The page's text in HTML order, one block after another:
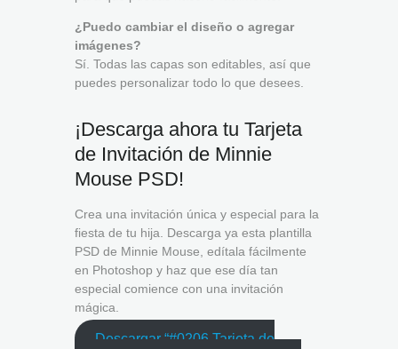
¿Puedo cambiar el diseño o agregar
imágenes?
Sí. Todas las capas son editables, así que
puedes personalizar todo lo que desees.
¡Descarga ahora tu Tarjeta
de Invitación de Minnie
Mouse PSD!
Crea una invitación única y especial para la
fiesta de tu hija. Descarga ya esta plantilla
PSD de Minnie Mouse, edítala fácilmente
en Photoshop y haz que ese día tan
especial comience con una invitación
mágica.
Descargar “#0206 Tarjeta de